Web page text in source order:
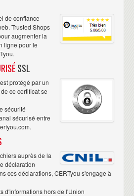
de confiance
Trusted Shops
augmenter la
ligne pour le
SSL
protégé par un
ce certificat se
sécurité
sécurisé entre
auprès de la
déclaration
ces déclarations, CERTyou s'engage à
d'informations hors de l'Union